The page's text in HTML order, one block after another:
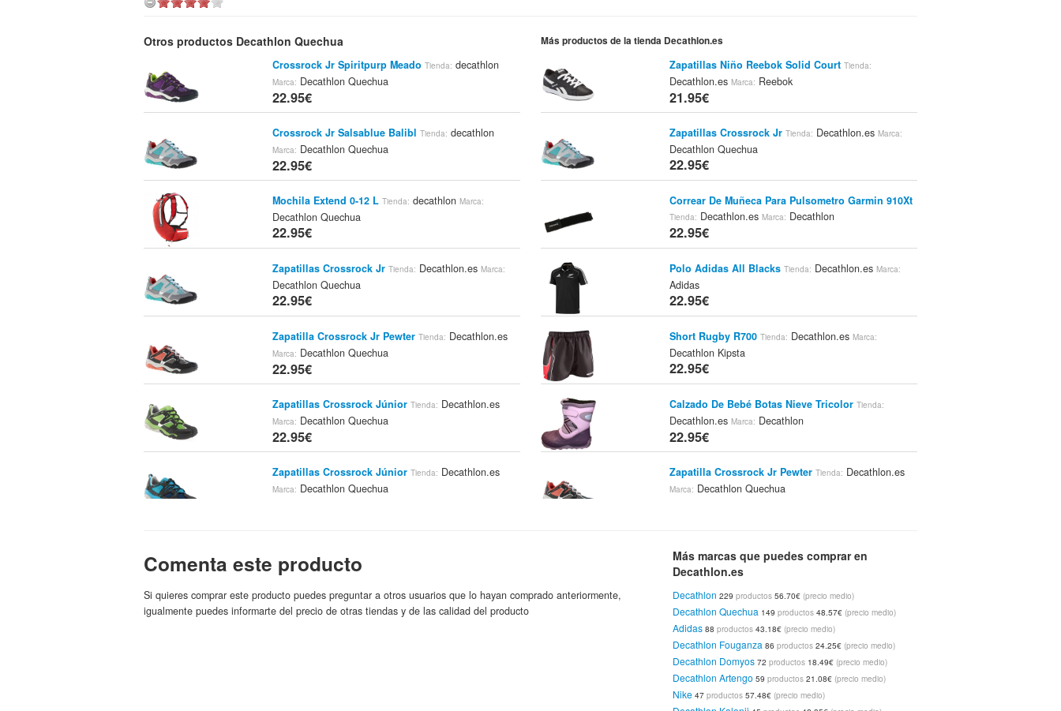
Otros productos Decathlon Quechua
Crossrock Jr Spiritpurp Meado Tienda: decathlon
Marca: Decathlon Quechua
22.95€
Crossrock Jr Salsablue Balibl Tienda: decathlon
Marca: Decathlon Quechua
22.95€
Mochila Extend 0-12 L Tienda: decathlonMarca:
Decathlon Quechua
22.95€
Zapatillas Crossrock Jr Tienda: Decathlon.esMarca:
Decathlon Quechua
22.95€
Zapatilla Crossrock Jr Pewter Tienda: Decathlon.es
Marca: Decathlon Quechua
22.95€
Zapatillas Crossrock Júnior Tienda: Decathlon.es
Marca: Decathlon Quechua
22.95€
Zapatillas Crossrock Júnior Tienda: Decathlon.es
Marca: Decathlon Quechua
Decathlon.es Marca:
22.95€
Zapatillas Crossrock Jr Tienda:Decathlon.esMarca:
Más productos de la tienda Decathlon.es
Zapatillas Niño Reebok Solid Court Tienda:
Decathlon.es Marca: Reebok
21.95€
Zapatillas Crossrock Jr Tienda: Decathlon.es Marca:
Decathlon Quechua
22.95€
Correar De Muñeca Para Pulsometro Garmin 910Xt
Tienda: Decathlon.es Marca: Decathlon
22.95€
Polo Adidas All Blacks Tienda: Decathlon.es Marca:
Adidas
22.95€
Short Rugby R700 Tienda: Decathlon.es Marca:
Decathlon Kipsta
22.95€
Calzado De Bebé Botas Nieve Tricolor Tienda:
Decathlon.es Marca: Decathlon
22.95€
Zapatilla Crossrock Jr Pewter Tienda: Decathlon.es
Marca: Decathlon Quechua
Marca:Decathlon Quechua
22.95€
Zapatillas Crossrock Júnior Tienda:Decathlon.es
Marca:Decathlon Quechua
22.95€
Zapatilla De Montaña Jr Crossrock Tienda:
Decathlon.esMarca: Decathlon Quechua
Comenta este producto
Si quieres comprar este producto puedes preguntar a otros usuarios que lo hayan comprado anteriormente,
igualmente puedes informarte del precio de otras tiendas y de las calidad del producto
Más marcas que puedes comprar en
Decathlon.es
Decathlon 229productos 56.70€ (precio medio)
Decathlon Quechua 149productos 48.57€ (precio medio)
Adidas 88productos 43.18€ (precio medio)
Decathlon Fouganza 86productos 24.25€ (precio medio)
Decathlon Domyos 72productos 18.49€ (precio medio)
Decathlon Artengo 59productos 21.08€ (precio medio)
Nike 47productos 57.48€ (precio medio)